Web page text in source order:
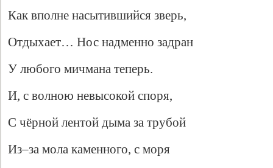
Как вполне насытившийся зверь,
Отдыхает… Нос надменно задран
У любого мичмана теперь.
И, с волною невысокой споря,
С чёрной лентой дыма за трубой
Из–за мола каменного, с моря